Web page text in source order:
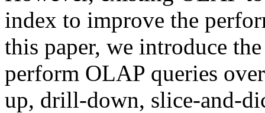
index to improve the
this paper, we introduce
perform OLAP queries
up, drill-down, slice-and-